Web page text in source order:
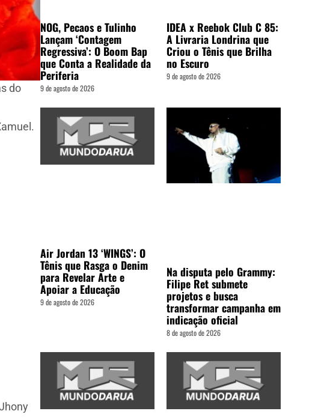
do
NOG, Pecaos e Tulinho
Lançam ‘Contagem
Regressiva’: O Boom Bap
que Conta a Realidade da
Periferia
9 de agosto de 2026
IDEA x Reebok Club C 85:
A Livraria Londrina que
Criou o Tênis que Brilha
no Escuro
9 de agosto de 2026
Air Jordan 13 ‘WINGS’: O
Tênis que Rasga o Denim
para Revelar Arte e
Apoiar a Educação
9 de agosto de 2026
Na disputa pelo Grammy:
Filipe Ret submete
projetos e busca
transformar campanha em
indicação oficial
8 de agosto de 2026